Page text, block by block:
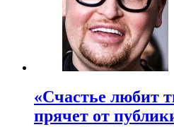
«Счастье любит
прячет от